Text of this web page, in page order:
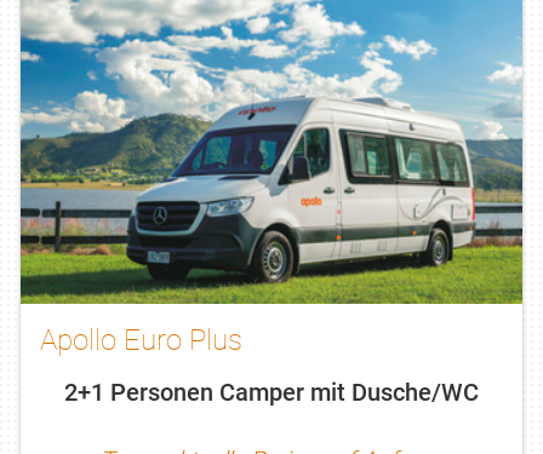
Apollo Euro Plus
2+1 Personen Camper mit Dusche/WC